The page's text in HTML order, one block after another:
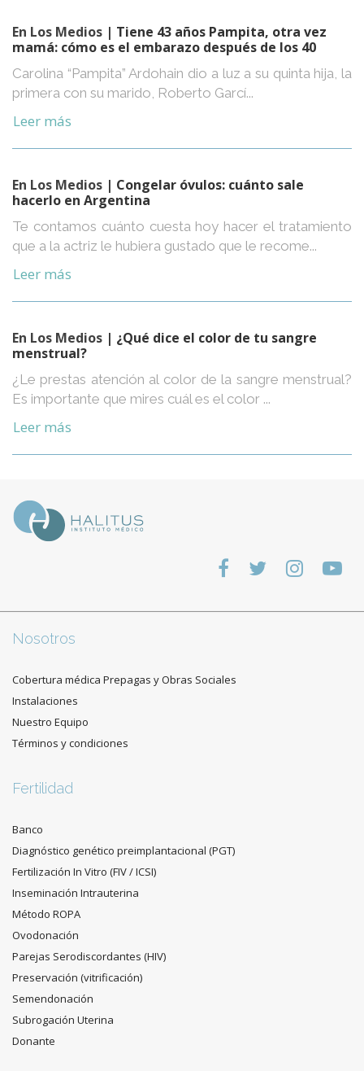
En Los Medios | Tiene 43 años Pampita, otra vez
mamá: cómo es el embarazo después de los 40
Carolina “Pampita” Ardohain dio a luz a su quinta hija, la
primera con su marido, Roberto Garcí...
Leer más
En Los Medios | Congelar óvulos: cuánto sale
hacerlo en Argentina
Te contamos cuánto cuesta hoy hacer el tratamiento
que a la actriz le hubiera gustado que le recome...
Leer más
En Los Medios | ¿Qué dice el color de tu sangre
menstrual?
¿Le prestas atención al color de la sangre menstrual?
Es importante que mires cuál es el color ...
Leer más
Nosotros
Cobertura médica Prepagas y Obras Sociales
Instalaciones
Nuestro Equipo
Términos y condiciones
Fertilidad
Banco
Diagnóstico genético preimplantacional (PGT)
Fertilización In Vitro (FIV / ICSI)
Inseminación Intrauterina
Método ROPA
Ovodonación
Parejas Serodiscordantes (HIV)
Preservación (vitrificación)
Semendonación
Subrogación Uterina
Donante